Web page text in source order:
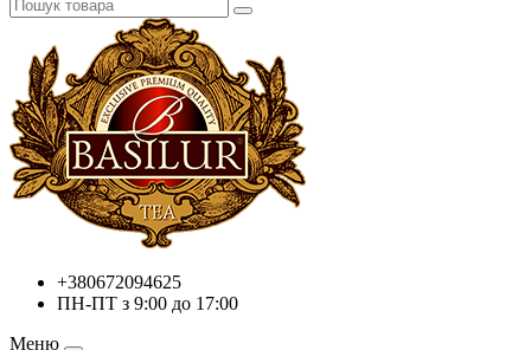
+380672094625
ПН-ПТ з 9:00 до 17:00
Меню